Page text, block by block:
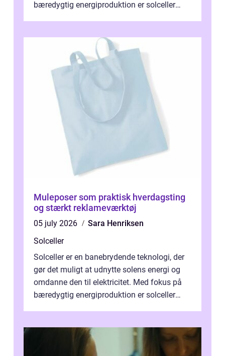
bæredygtig energiproduktion er solceller
Muleposer som praktisk hverdagsting
og stærkt reklameværktøj
05 july 2026
Sara Henriksen
Solceller
Solceller er en banebrydende teknologi, der
gør det muligt at udnytte solens energi og
omdanne den til elektricitet. Med fokus på
bæredygtig energiproduktion er solceller